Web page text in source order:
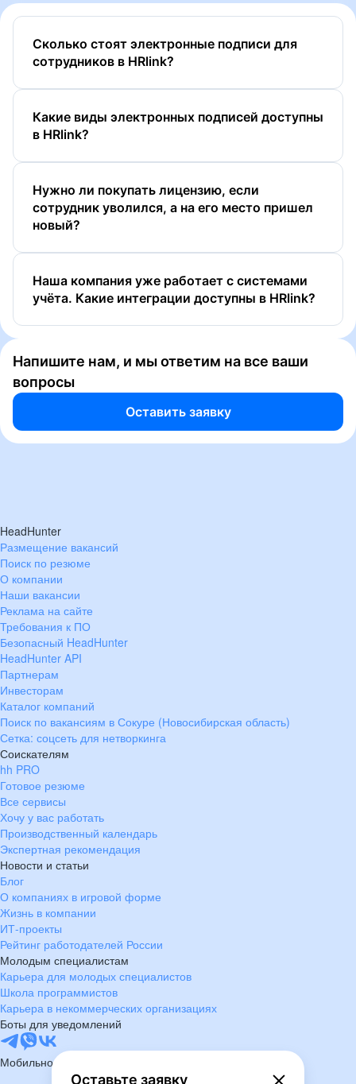
Сколько стоят электронные подписи для
сотрудников в HRlink?
Какие виды электронных подписей доступны
в HRlink?
УНЭП ЕСИА (Госключ)
УКЭП
Нужно ли покупать лицензию, если
сотрудник уволился, а на его место пришел
новый?
Наша компания уже работает с системами
учёта. Какие интеграции доcтупны в HRlink?
Напишите нам, и мы ответим на все ваши
вопросы
Оставить заявку
Оставьте заявку
HeadHunter
Размещение вакансий
Поиск по резюме
О компании
Наши вакансии
Реклама на сайте
Требования к ПО
Безопасный HeadHunter
HeadHunter API
Партнерам
Инвесторам
Каталог компаний
Поиск по вакансиям в Сокуре (Новосибирская область)
Сетка: соцсеть для нетворкинга
Соискателям
hh PRO
Готовое резюме
Все сервисы
Хочу у вас работать
Производственный календарь
Экспертная рекомендация
Новости и статьи
Блог
О компаниях в игровой форме
Жизнь в компании
ИТ-проекты
Рейтинг работодателей России
Молодым специалистам
Карьера для молодых специалистов
Школа программистов
Карьера в некоммерческих организациях
Боты для уведомлений
Мобильное приложение